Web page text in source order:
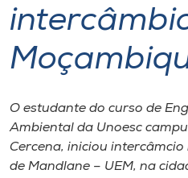
Atendimento ao
Portal de Ensino
A
O estudante do curso de
Ambiental da Unoesc
Cercena, iniciou
de Mandlane – UEM, na